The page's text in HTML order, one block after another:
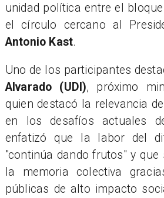
unidad política entre el
el círculo cercano al
Antonio Kast.
Uno de los participantes
Alvarado (UDI), próximo
quien destacó la relevancia
en los desafíos actuales
enfatizó que la labor del
"continúa dando frutos" y
la memoria colectiva
públicas de alto impacto